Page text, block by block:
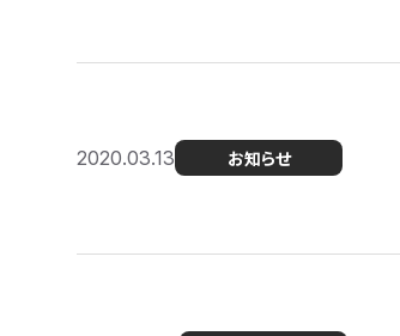
2020.03.13 お知らせ